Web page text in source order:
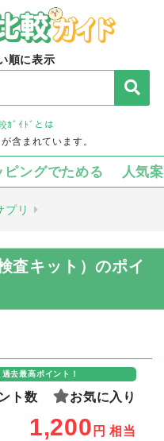
順に表示
ｶﾞｲﾄﾞとは
含まれています。
ピングでためる 人気
プリ
査キット）のポイ
過去最高ポイント！
ト数 お気に入り
1,200 円 相当